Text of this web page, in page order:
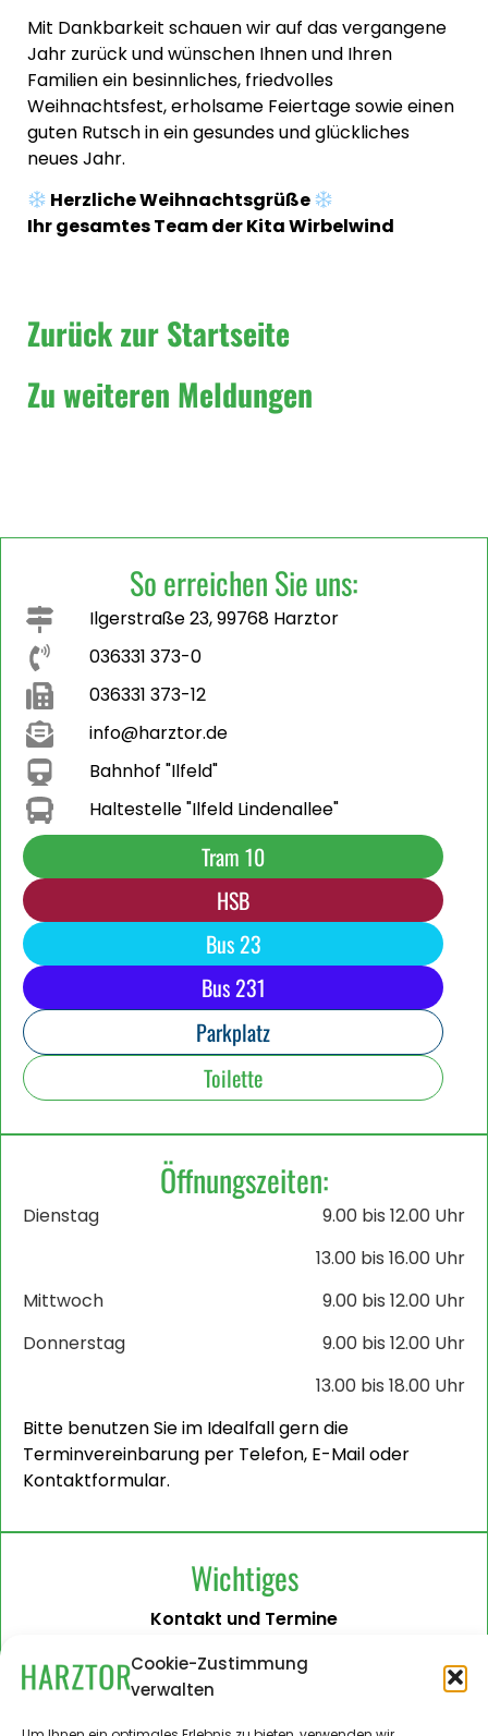
Cookie-Zustimmung
verwalten
Mit Dankbarkeit schauen wir auf das vergangene
Jahr zurück und wünschen Ihnen und Ihren
Familien ein besinnliches, friedvolles
Weihnachtsfest, erholsame Feiertage sowie einen
guten Rutsch in ein gesundes und glückliches
neues Jahr.
Herzliche Weihnachtsgrüße
Ihr gesamtes Team der Kita Wirbelwind
Zurück zur Startseite
Zu weiteren Meldungen
So erreichen Sie uns:
Ilgerstraße 23, 99768 Harztor
036331 373-0
036331 373-12
info@harztor.de
Bahnhof "Ilfeld"
Haltestelle "Ilfeld Lindenallee"
Tram 10
HSB
Bus 23
Bus 231
Parkplatz
Toilette
Öffnungszeiten:
Dienstag
9.00 bis 12.00 Uhr
13.00 bis 16.00 Uhr
Mittwoch
9.00 bis 12.00 Uhr
Donnerstag
9.00 bis 12.00 Uhr
13.00 bis 18.00 Uhr
Bitte benutzen Sie im Idealfall gern die
Terminvereinbarung per Telefon, E-Mail oder
Kontaktformular.
Wichtiges
Kontakt und Termine
Barrierefreiheit
Impressum
Datenschutzerklärung